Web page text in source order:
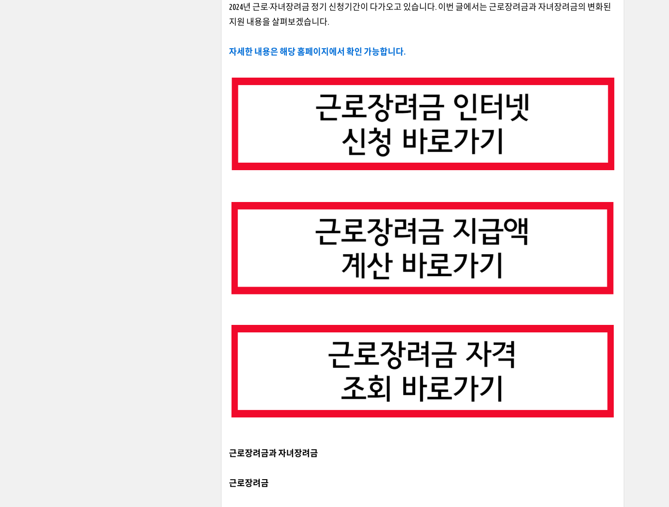
2024년 근로·자녀장려금 정기 신청기간이 다가오고 있습니다. 이번 글에서는 근로장려금과 자녀장려금의 변화된
지원 내용을 살펴보겠습니다.
자세한 내용은 해당 홈페이지에서 확인 가능합니다.
근로장려금과 자녀장려금
근로장려금